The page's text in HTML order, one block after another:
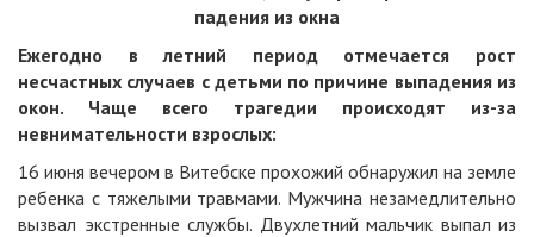
падения из окна
Ежегодно в летний период отмечается рост
несчастных случаев с детьми по причине выпадения из
окон. Чаще всего трагедии происходят из-за
невнимательности взрослых:
16 июня вечером в Витебске прохожий обнаружил на земле
ребенка с тяжелыми травмами. Мужчина незамедлительно
вызвал экстренные службы. Двухлетний мальчик выпал из